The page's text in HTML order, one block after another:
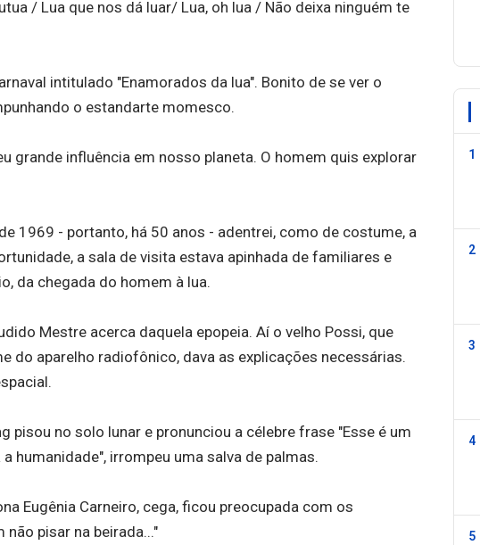
/ Lua que nos dá luar/ Lua, oh lua / Não deixa ninguém te
intitulado "Enamorados da lua". Bonito de se ver o
o estandarte momesco.
grande influência em nosso planeta. O homem quis explorar
1969 - portanto, há 50 anos - adentrei, como de costume, a
a sala de visita estava apinhada de familiares e
da chegada do homem à lua.
Mestre acerca daquela epopeia. Aí o velho Possi, que
do aparelho radiofônico, dava as explicações necessárias.
no solo lunar e pronunciou a célebre frase "Esse é um
humanidade", irrompeu uma salva de palmas.
Eugênia Carneiro, cega, ficou preocupada com os
pisar na beirada..."